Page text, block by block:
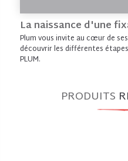
La naissance d'une
Plum vous invite au cœur de
découvrir les différentes
PLUM.
PRODUITS